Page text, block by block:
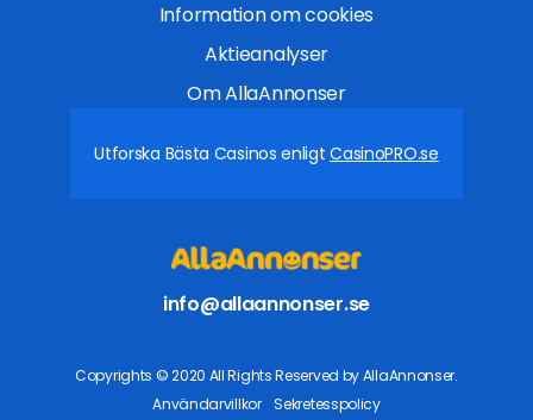
Information om cookies
Aktieanalyser
Om AllaAnnonser
Utforska Bästa Casinos enligtCasinoPRO.se
info@allaannonser.se
Copyrights © 2020 All Rights Reserved by AllaAnnonser.
Användarvillkor
Sekretesspolicy